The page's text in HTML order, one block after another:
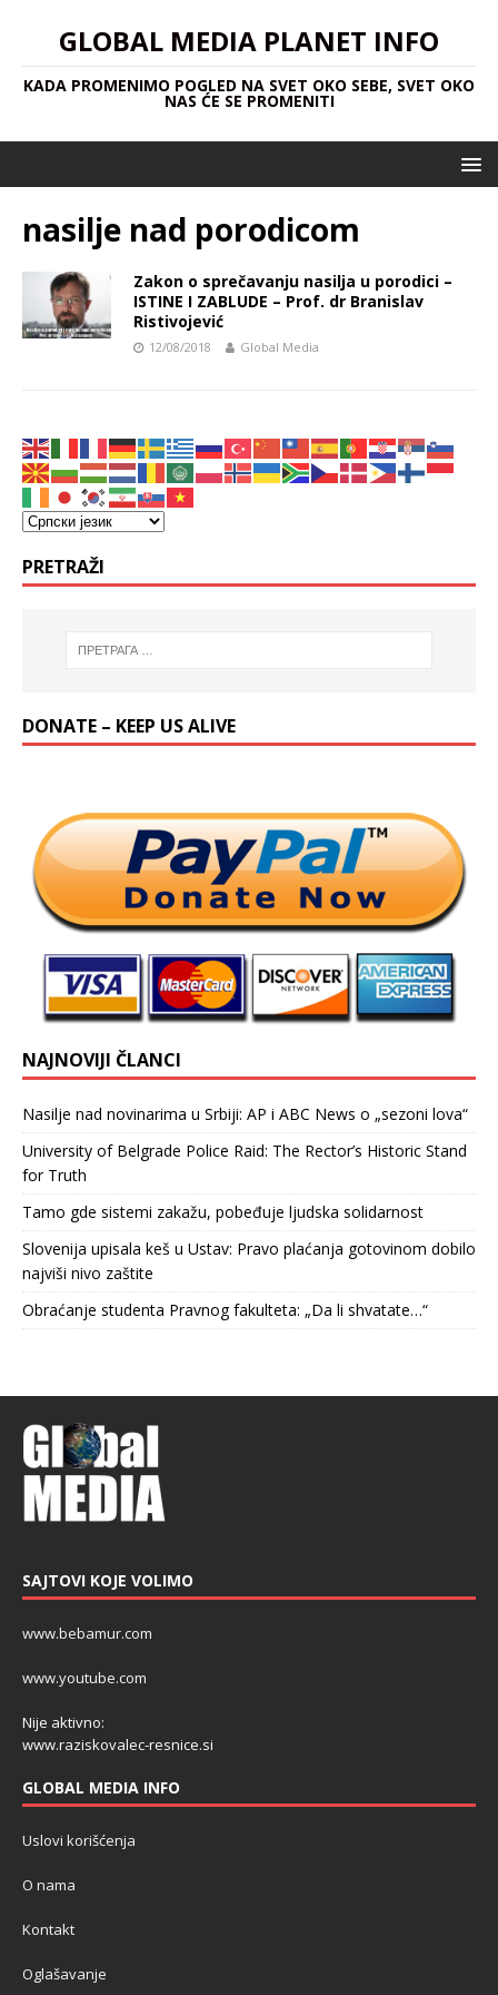
GLOBAL MEDIA PLANET INFO
KADA PROMENIMO POGLED NA SVET OKO SEBE, SVET OKO
NAS ĆE SE PROMENITI
nasilje nad porodicom
Zakon o sprečavanju nasilja u porodici –
ISTINE I ZABLUDE – Prof. dr Branislav
Ristivojević
12/08/2018 Global Media
PRETRAŽI
DONATE – KEEP US ALIVE
NAJNOVIJI ČLANCI
Nasilje nad novinarima u Srbiji: AP i ABC News o „sezoni lova“
University of Belgrade Police Raid: The Rector’s Historic Stand
for Truth
Tamo gde sistemi zakažu, pobeđuje ljudska solidarnost
Slovenija upisala keš u Ustav: Pravo plaćanja gotovinom dobilo
najviši nivo zaštite
Obraćanje studenta Pravnog fakulteta: „Da li shvatate…“
SAJTOVI KOJE VOLIMO
www.bebamur.com
www.youtube.com
Nije aktivno:
www.raziskovalec-resnice.si
GLOBAL MEDIA INFO
Uslovi korišćenja
O nama
Kontakt
Oglašavanje